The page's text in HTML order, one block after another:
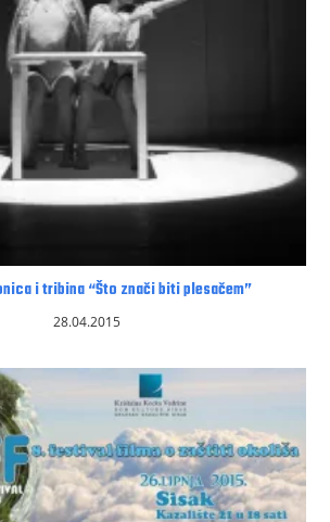
i tribina “Što znači biti plesačem”
28.04.2015